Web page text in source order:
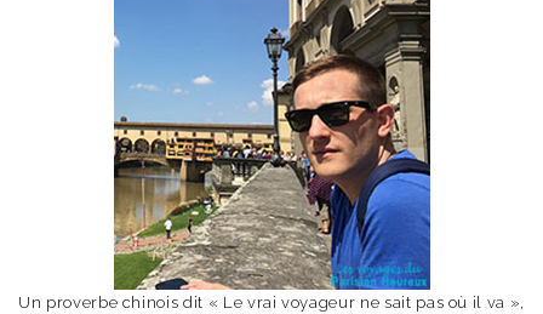
Un proverbe chinois dit « Le vrai voyageur ne sait pas où il va »,